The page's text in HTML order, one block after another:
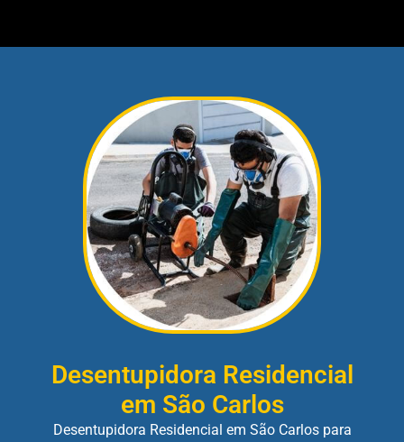
Desentupidora Residencial
em São Carlos
Desentupidora Residencial em São Carlos para